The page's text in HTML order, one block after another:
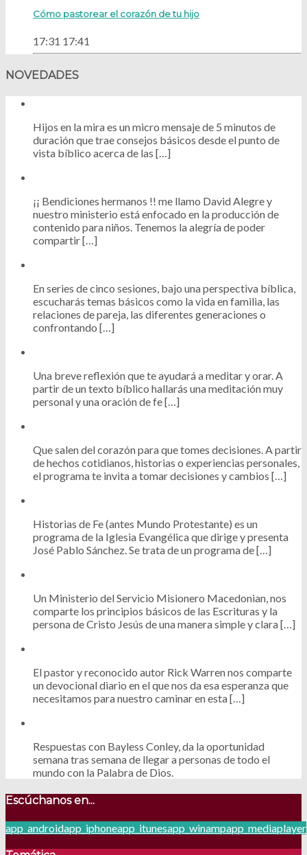
Cómo pastorear el corazón de tu hijo
17:31 17:41
NOVEDADES
Hijos en la mira es un micro mensaje de 5 minutos de
duración que trae consejos básicos desde el punto de
vista bíblico acerca de las […]
¡¡ Bendiciones hermanos !! me llamo David Alegre y
nuestro ministerio está enfocado en la producción de
contenido para niños. Tenemos la alegría de poder
compartir […]
En series de cinco sesiones, bajo una perspectiva bíblica,
escucharás temas básicos como la vida en familia, las
relaciones de pareja, las diferentes generaciones o
confrontando […]
Una breve reflexión que te ayudará a meditar y orar. A
partir de un texto bíblico hallarás una meditación muy
personal y una oración de fe […]
Que salen del corazón para que tomes decisiones. A partir
de hechos cotidianos, historias o experiencias personales,
el programa te invita a tomar decisiones y cambios […]
Historias de Fe (antes Mundo Protestante) es un
programa de la Iglesia Evangélica que dirige y presenta
José Pablo Sánchez. Se trata de un programa de […]
Un Ministerio del Servicio Misionero Macedonian, nos
comparte los principios básicos de las Escrituras y la
persona de Cristo Jesús de una manera simple y clara […]
El pastor y reconocido autor Rick Warren nos comparte
un devocional diario en el que nos da esa esperanza que
necesitamos para nuestro caminar en esta […]
Respuestas con Bayless Conley, da la oportunidad
semana tras semana de llegar a personas de todo el
mundo con la Palabra de Dios.
Escúchanos en...
app_androidapp_iphoneapp_itunesapp_winampapp_mediaplayer